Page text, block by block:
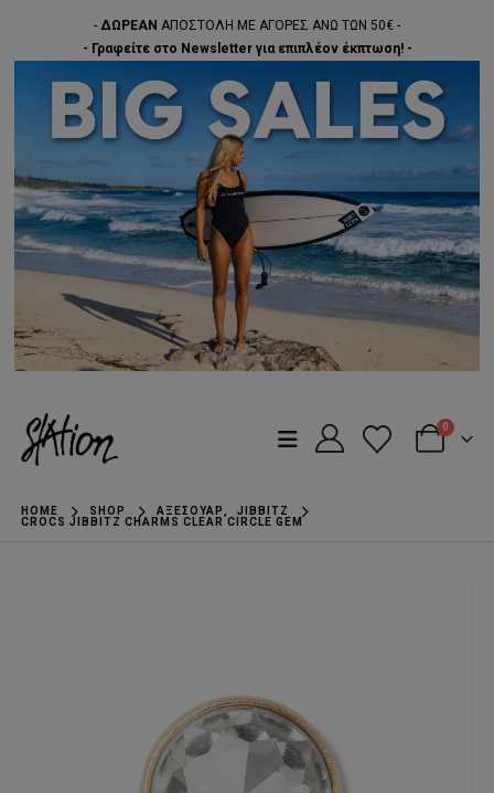
- ΔΩΡΕΑΝ ΑΠΟΣΤΟΛΗ ΜΕ ΑΓΟΡΕΣ ΑΝΩ ΤΩΝ 50€ -
- Γραφείτε στο Newsletter για επιπλέον έκπτωση! -
0
HOME SHOP ΑΞΕΣΟΥΆΡ,
JIBBITZ
CROCS JIBBITZ CHARMS CLEAR CIRCLE GEM